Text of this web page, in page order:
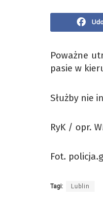
Poważne
pasie w
Służby nie
RyK / opr.
Fot.
Tagi: Lublin